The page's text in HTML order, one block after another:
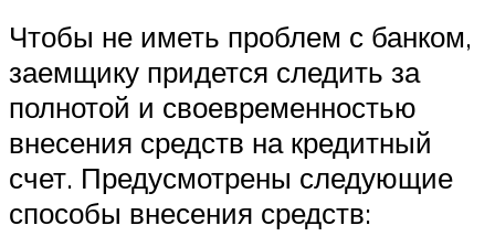
Чтобы не иметь проблем с банком,
заемщику придется следить за
полнотой и своевременностью
внесения средств на кредитный
счет. Предусмотрены следующие
способы внесения средств: